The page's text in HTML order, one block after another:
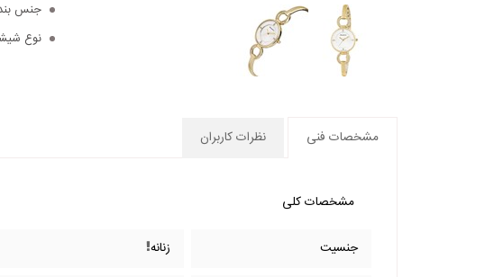
جنس
نوع
مشخصات فنی نظرات کاربران
مشخصات کلی
جنسیت زنانه